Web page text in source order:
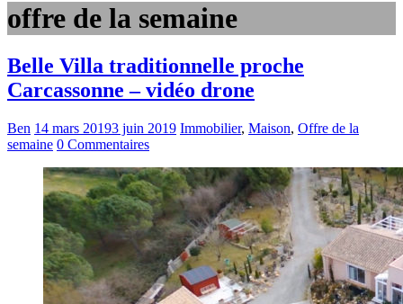
offre de la semaine
Belle Villa traditionnelle proche
Carcassonne – vidéo drone
Ben 14 mars 20193 juin 2019 Immobilier, Maison, Offre de la
semaine 0 Commentaires